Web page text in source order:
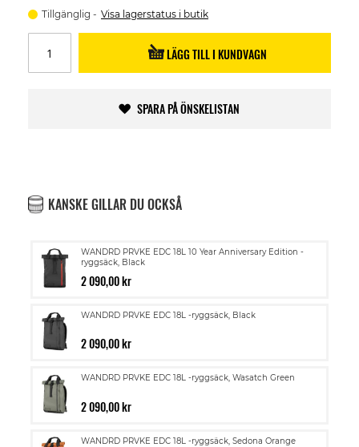
Tillgänglig Visa lagerstatus i butik
LÄGG TILL I KUNDVAGN
SPARA PÅ ÖNSKELISTAN
KANSKE GILLAR DU OCKSÅ
WANDRD PRVKE EDC 18L 10 Year Anniversary Edition -
ryggsäck, Black
2 090,00 kr
WANDRD PRVKE EDC 18L -ryggsäck, Black
2 090,00 kr
WANDRD PRVKE EDC 18L -ryggsäck, Wasatch Green
2 090,00 kr
WANDRD PRVKE EDC 18L -ryggsäck, Sedona Orange